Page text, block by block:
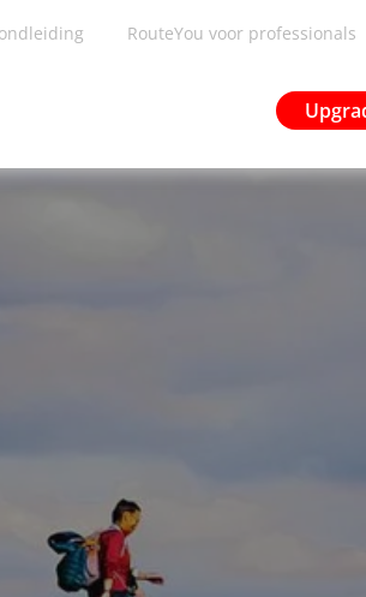
RouteYou voor professionals